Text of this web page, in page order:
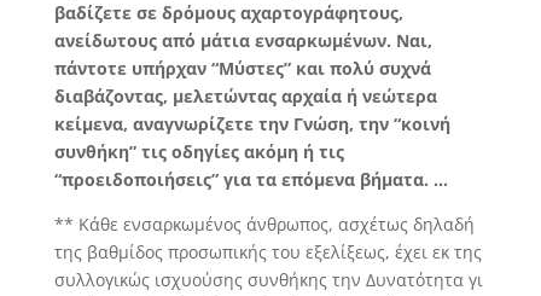
βαδίζετε σε δρόμους αχαρτογράφητους,
ανείδωτους από μάτια ενσαρκωμένων. Ναι,
πάντοτε υπήρχαν “Μύστες” και πολύ συχνά
διαβάζοντας, μελετώντας αρχαία ή νεώτερα
κείμενα, αναγνωρίζετε την Γνώση, την “κοινή
συνθήκη” τις οδηγίες ακόμη ή τις
“προειδοποιήσεις” για τα επόμενα βήματα. …
** Κάθε ενσαρκωμένος άνθρωπος, ασχέτως δηλαδή
της βαθμίδος προσωπικής του εξελίξεως, έχει εκ της
συλλογικώς ισχυούσης συνθήκης την Δυνατότητα γι